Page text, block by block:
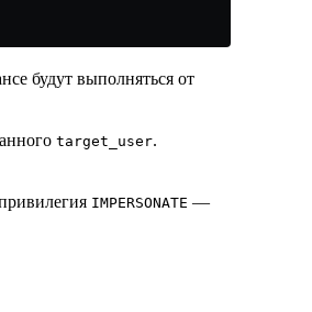
будут выполняться от
target_user.
IMPERSONATE —